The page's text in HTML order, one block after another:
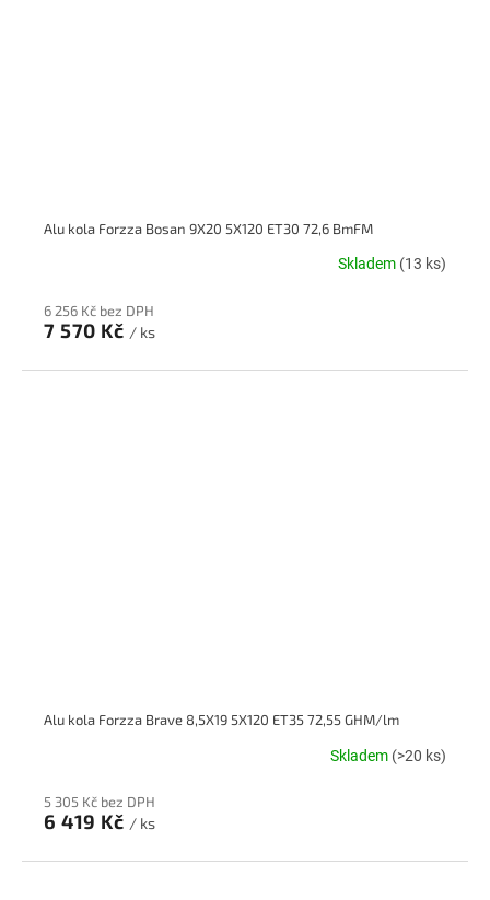
Alu kola Forzza Bosan 9X20 5X120 ET30 72,6 BmFM
Skladem (13 ks)
6 256 Kč bez DPH
7 570 Kč / ks
Alu kola Forzza Brave 8,5X19 5X120 ET35 72,55 GHM/lm
Skladem (>20 ks)
5 305 Kč bez DPH
6 419 Kč / ks